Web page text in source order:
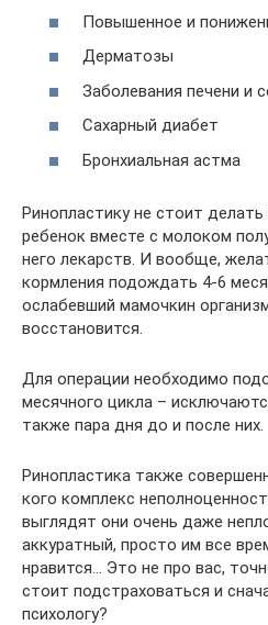
Повышенное и
Дерматозы
Заболевания печени и
Сахарный диабет
Бронхиальная астма
Ринопластику не стоит
ребенок вместе с молоком
него лекарств. И вообще,
кормления подождать 4-6
ослабевший мамочкин
восстановится.
Для операции необходимо
месячного цикла –
также пара дня до и после них.
Ринопластика также
кого комплекс
выглядят они очень даже
аккуратный, просто им все
нравится… Это не про вас,
стоит подстраховаться и
психологу?